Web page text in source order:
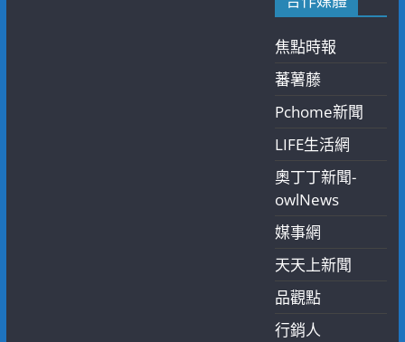
焦點時報
蕃薯藤
Pchome新聞
LIFE生活網
奧丁丁新聞-
owlNews
媒事網
天天上新聞
品觀點
行銷人